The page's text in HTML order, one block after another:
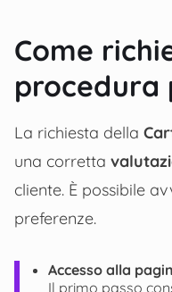
Come
procedura
La richiesta della
una corretta
cliente. È possibile
preferenze.
Accesso alla
Il primo passo